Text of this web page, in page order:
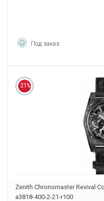
Под заказ
21%
Zenith Chronomaster Revival
a3818-400-2-21-r100